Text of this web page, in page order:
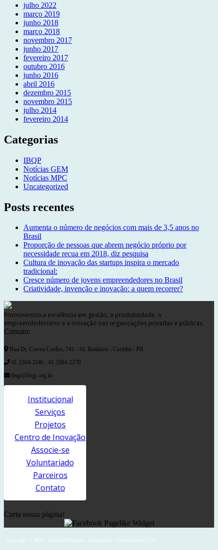
julho 2022
março 2019
junho 2018
março 2018
novembro 2017
junho 2017
fevereiro 2017
outubro 2016
junho 2016
abril 2016
dezembro 2015
novembro 2015
julho 2014
fevereiro 2014
Categorias
IBQP
Notícias GEM
Notícias MPC
Uncategorized
Posts recentes
Aumenta o número de negócios com mais de 3,5 anos no
Brasil
Proporção de pessoas que abrem negócio próprio por
necessidade recua em 2018, diz pesquisa
Cultura de inovação das startups inspira o mercado
tradicional:
Cresce número de jovens empreendedores no Brasil
Criatividade, invenção e inovação: a quem recorrer?
Promovemos a excelência em gestão, a produtividade, o
empreendedorismo e a inovação nas organizações privadas e públicas.
Contato:
Rua Dr. Correa Coelho, 741 - Jd. Botânico - Curitiba - PR
41 3264-2246 . 41 3264-2270
ibqp@ibqp.org.br
Institucional
Serviços
Projetos
Centro de Inovação
Associe-se
Voluntariado
Parceiros
Contato
Curta nossa página!
Copyright © IBQP - Instituto Brasileiro da Qualidade e Produtividade 2026